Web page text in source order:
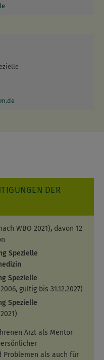
und operative
DER
WBO 2021), davon 12
Spezielle
Spezielle
gültig bis 31.12.2027)
Spezielle
Arzt als Mentor
Problemen als auch für